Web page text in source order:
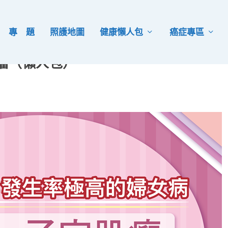
專 題 照護地圖 健康懶人包 癌症專區
懶人包）